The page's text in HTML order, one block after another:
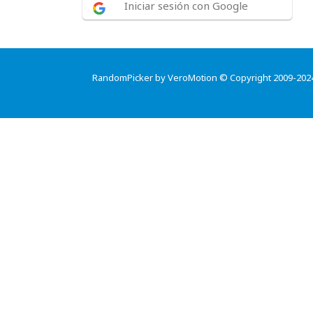
Iniciar sesión con Google
RandomPicker by VeroMotion © Copyright 2009-